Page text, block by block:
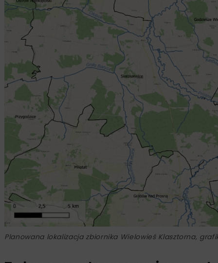
Planowana lokalizacja zbiornika Wielowieś Klasztorna,